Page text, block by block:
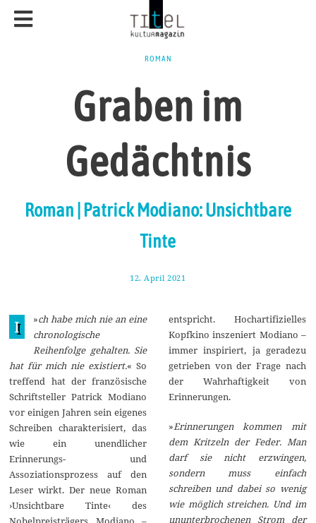
ROMAN
Graben im
Gedächtnis
Roman | Patrick Modiano: Unsichtbare
Tinte
12. April 2021
p
r
i
l
2
0
1
»
I
ch habe mich nie an eine
chronologische
Reihenfolge gehalten. Sie
hat für mich nie existiert.« So
treffend hat der französische
Schriftsteller Patrick Modiano
vor einigen Jahren sein eigenes
Schreiben charakterisiert, das
wie ein unendlicher
Erinnerungs- und
Assoziationsprozess auf den
Leser wirkt. Der neue Roman
›Unsichtbare Tinte‹ des
entspricht. Hochartifizielles
Kopfkino inszeniert Modiano –
immer inspiriert, ja geradezu
getrieben von der Frage nach
der Wahrhaftigkeit von
Erinnerungen.
»Erinnerungen kommen mit
dem Kritzeln der Feder. Man
darf sie nicht erzwingen,
sondern muss einfach
schreiben und dabei so wenig
wie möglich streichen. Und im
ununterbrochenen Strom der